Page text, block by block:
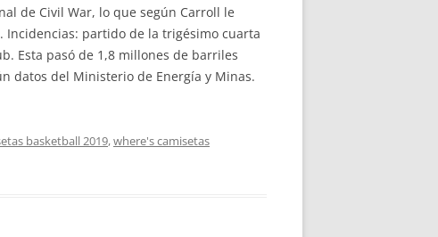
de Civil War, lo que según Carroll le
partido de la trigésimo cuarta
Esta pasó de 1,8 millones de barriles
datos del Ministerio de Energía y Minas.
basketball 2019,where's camisetas